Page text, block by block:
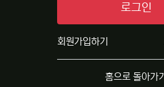
로그인
회원가입하기
홈으로 돌아가기